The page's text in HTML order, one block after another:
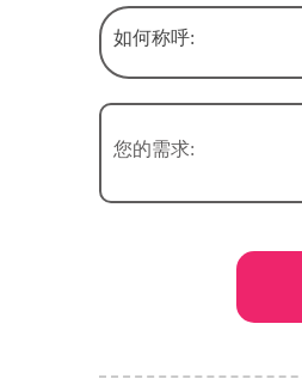
如何称呼:
您的需求: